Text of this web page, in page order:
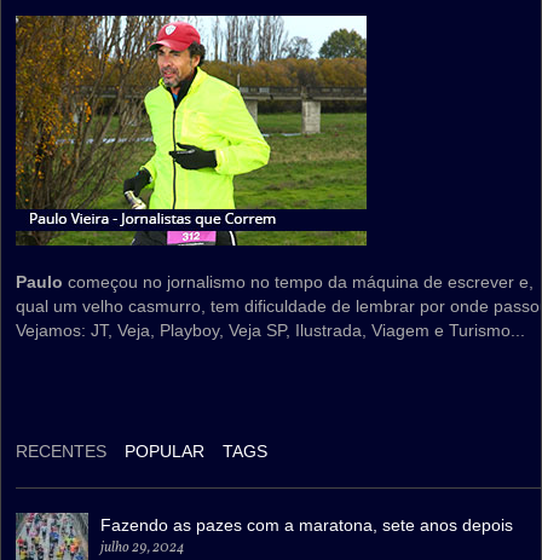
Paulo começou no jornalismo no tempo da máquina de escrever e,
qual um velho casmurro, tem dificuldade de lembrar por onde
Vejamos: JT, Veja, Playboy, Veja SP, Ilustrada, Viagem e Turismo...
RECENTES POPULAR TAGS
Fazendo as pazes com a maratona, sete anos depois
julho 29, 2024